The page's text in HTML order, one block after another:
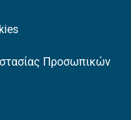
Προσωπικών